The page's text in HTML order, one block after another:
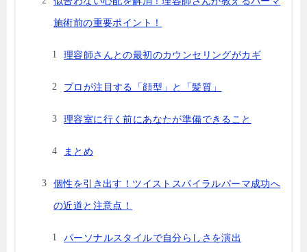
施術前の重要ポイント！
理容師さんとの最初のカウンセリングがカギ
プロが注目する「顔型」と「髪質」
理容室に行く前にあなたが準備できること
まとめ
個性を引き出す！ツイストスパイラルパーマ成功へ
の近道と注意点！
パーソナルスタイルで自分らしさを演出